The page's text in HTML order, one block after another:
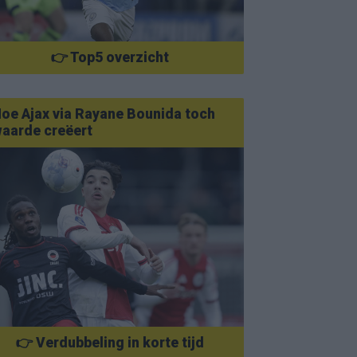
👉 Top5 overzicht
Ajax via Rayane Bounida toch
creëert
👉 Verdubbeling in korte tijd